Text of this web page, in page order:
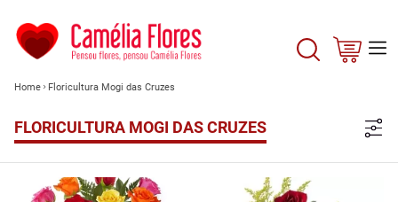
Home Floricultura Mogi das Cruzes
FLORICULTURA MOGI DAS CRUZES